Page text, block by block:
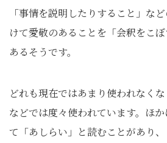
「事情を説明したりすること」な
けて愛敬のあることを「会釈をこ
あるそうです。
どれも現在ではあまり使われなく
などでは度々使われています。ほ
て「あしらい」と読むことがあり